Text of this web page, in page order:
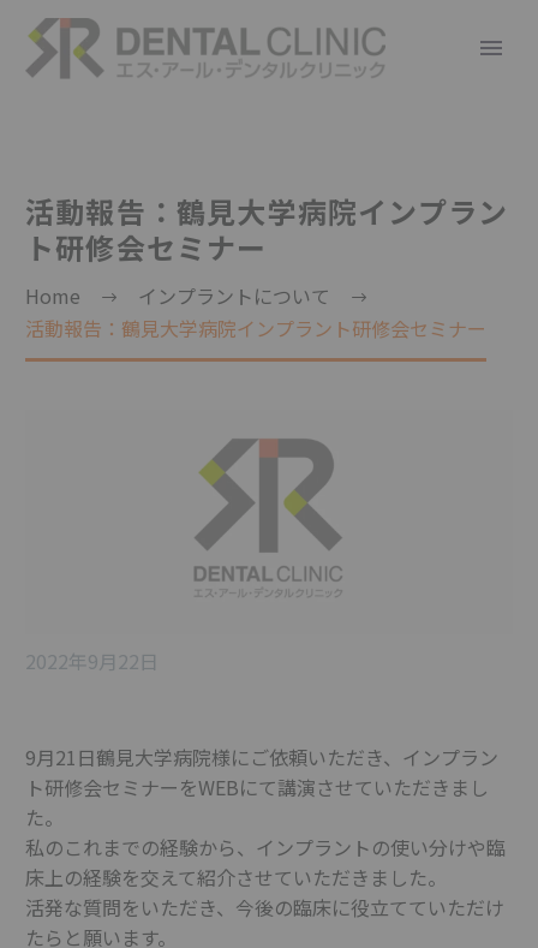
活動報告：鶴見大学病院インプラン
ト研修会セミナー
Home
インプラントについて
活動報告：鶴見大学病院インプラント研修会セミナー
2022年9月22日
9月21日鶴見大学病院様にご依頼いただき、インプラン
ト研修会セミナーをWEBにて講演させていただきまし
た。
私のこれまでの経験から、インプラントの使い分けや臨
床上の経験を交えて紹介させていただきました。
活発な質問をいただき、今後の臨床に役立てていただけ
たらと願います。